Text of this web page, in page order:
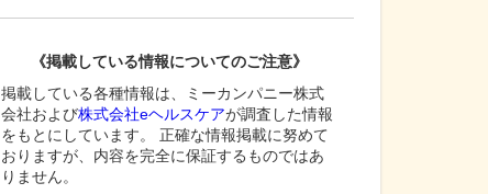
《掲載している情報についてのご注意》
掲載している各種情報は、ミーカンパニー株式
会社および株式会社eヘルスケアが調査した情報
をもとにしています。 正確な情報掲載に努めて
おりますが、内容を完全に保証するものではあ
りません。